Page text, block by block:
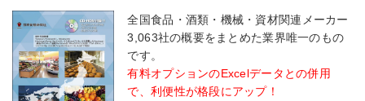
全国食品・酒類・機械・資材関連メーカー
3,063社の概要をまとめた業界唯一のもの
です。
有料オプションのExcelデータとの併用
で、利便性が格段にアップ！